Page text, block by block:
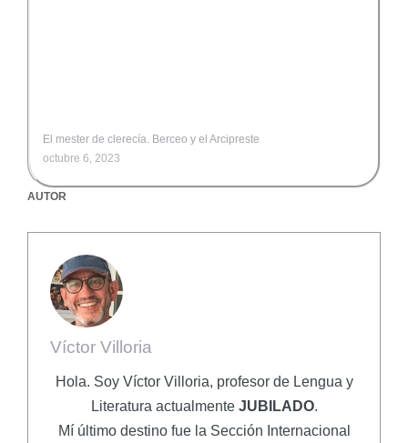
El mester de clerecía. Berceo y el Arcipreste
octubre 6, 2023
AUTOR
Víctor Villoria
Hola. Soy Víctor Villoria, profesor de Lengua y
Literatura actualmente JUBILADO.
Mí último destino fue la Sección Internacional